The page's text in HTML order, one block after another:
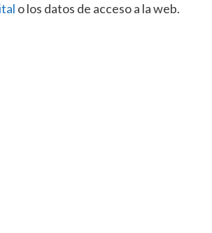
o los datos de acceso a la web.